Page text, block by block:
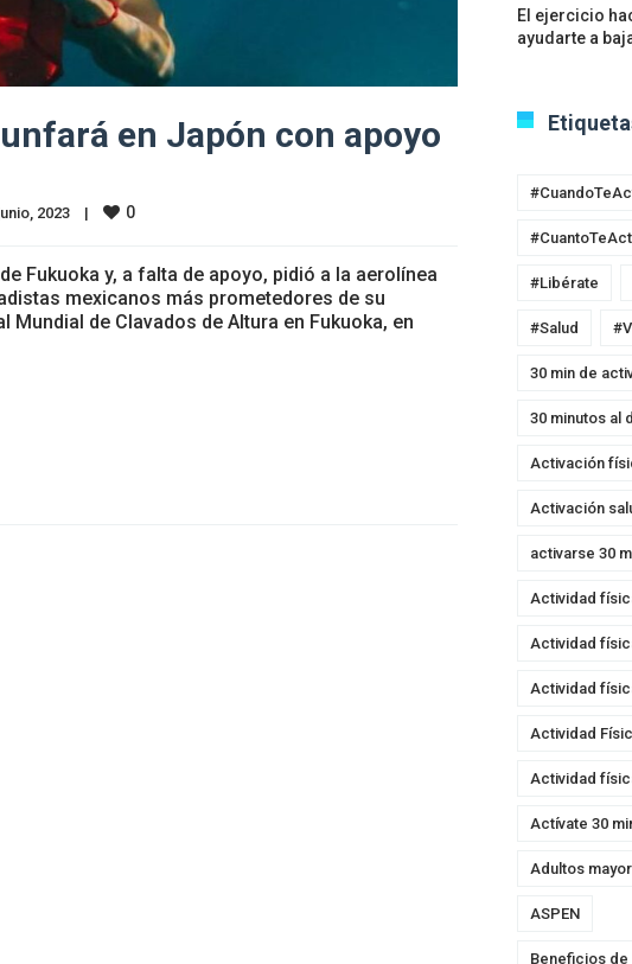
en Japón con apoyo
2023 | 0
Fukuoka y, a falta de apoyo, pidió a la aerolínea
mexicanos más prometedores de su
de Clavados de Altura en Fukuoka, en
El ejercicio
ayudarte a
#Libérate
#Salud
30 min de
30 minutos al
Activación
Activación
activarse 30
Actividad
Actividad
Actividad
Actividad
Actividad
Actívate 30
Adultos
ASPEN
Beneficios